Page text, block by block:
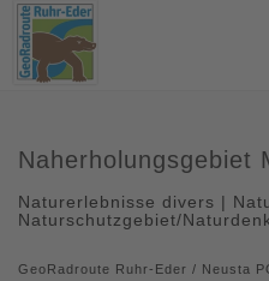
Naherholungsgebiet
Naturerlebnisse divers |
Naturschutzgebiet/
GeoRadroute Ruhr-Eder / Neusta